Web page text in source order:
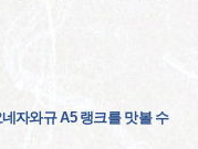
자와규 A5 랭크를 맛볼 수